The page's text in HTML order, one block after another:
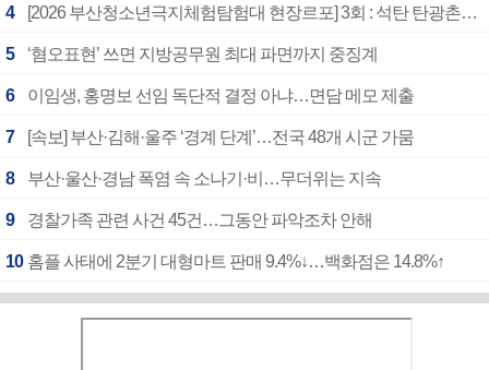
4 [2026 부산청소년극지체험탐험대 현장르포] 3회 : 석탄 탄광촌에서 북극 연구의 중심지로
5 ‘혐오표현’ 쓰면 지방공무원 최대 파면까지 중징계
6 이임생, 홍명보 선임 독단적 결정 아냐…면담 메모 제출
7 [속보] 부산·김해·울주 ‘경계 단계’…전국 48개 시군 가뭄
8 부산·울산·경남 폭염 속 소나기·비…무더위는 지속
9 경찰가족 관련 사건 45건…그동안 파악조차 안해
10 홈플 사태에 2분기 대형마트 판매 9.4%↓…백화점은 14.8%↑